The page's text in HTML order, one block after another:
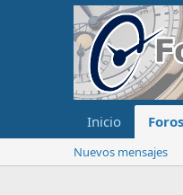
Inicio Foros
Nuevos mensajes